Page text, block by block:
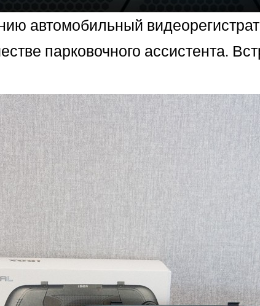
автомобильный
парковочного ассистента.